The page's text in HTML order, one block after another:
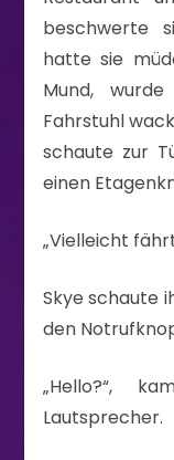
beschwerte
hatte sie
Mund,
Fahrstuhl
schaute zur
einen
„Vielleicht
Skye schaute
den
„Hello?“,
Lautsprecher.